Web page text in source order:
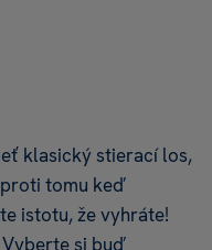
klasický stierací los,
tomu keď
istotu, že vyhráte!
si buď